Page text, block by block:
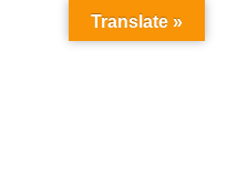
Translate »